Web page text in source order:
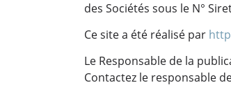
des Sociétés sous le N°
Ce site a été réalisé par
Le Responsable de la
Contactez le responsable